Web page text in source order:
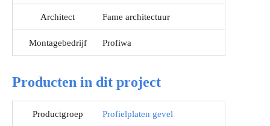
Architect Fame architectuur
Montagebedrijf Profiwa
Producten in dit project
Productgroep Profielplaten gevel